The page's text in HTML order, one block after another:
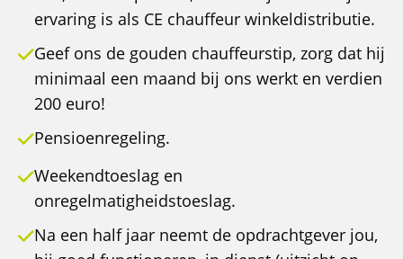
ervaring is als CE chauffeur winkeldistributie.
Geef ons de gouden chauffeurstip, zorg dat hij
minimaal een maand bij ons werkt en verdien
200 euro!
Pensioenregeling.
Weekendtoeslag en
onregelmatigheidstoeslag.
Na een half jaar neemt de opdrachtgever jou,